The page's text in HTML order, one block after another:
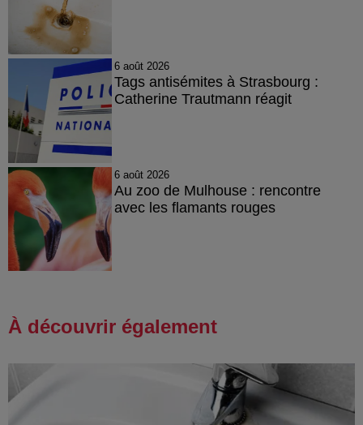
6 août 2026
Tags antisémites à Strasbourg :
Catherine Trautmann réagit
6 août 2026
Au zoo de Mulhouse : rencontre
avec les flamants rouges
À découvrir également